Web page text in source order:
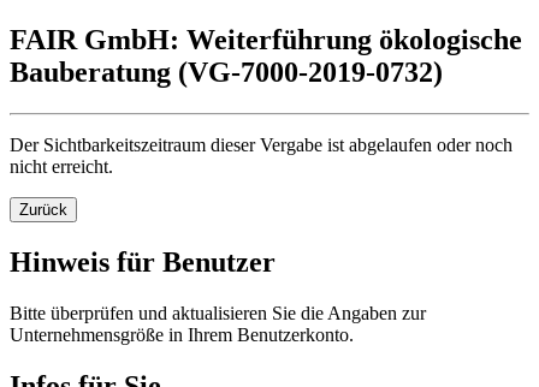
FAIR GmbH: Weiterführung ökologische
Bauberatung (VG-7000-2019-0732)
Der Sichtbarkeitszeitraum dieser Vergabe ist abgelaufen oder noch
nicht erreicht.
Zurück
Hinweis für Benutzer
Bitte überprüfen und aktualisieren Sie die Angaben zur
Unternehmensgröße in Ihrem Benutzerkonto.